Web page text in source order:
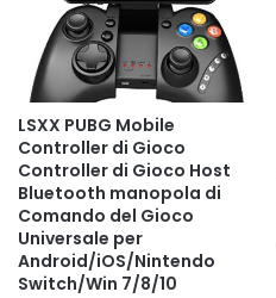
LSXX PUBG Mobile
Controller di Gioco
Controller di Gioco Host
Bluetooth manopola di
Comando del Gioco
Universale per
Android/iOS/Nintendo
Switch/Win 7/8/10